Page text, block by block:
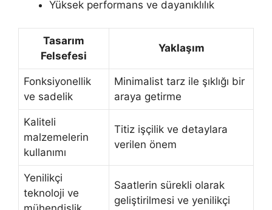
Yüksek performans ve dayanıklılık
Tasarım
Felsefesi
Yaklaşım
Fonksiyonellik
ve sadelik
Minimalist tarz ile şıklığı bir
araya getirme
Kaliteli
malzemelerin
kullanımı
Titiz işçilik ve detaylara
verilen önem
Yenilikçi
teknoloji ve
Saatlerin sürekli olarak
geliştirilmesi ve yenilikçi